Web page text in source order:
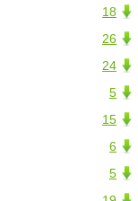
18
26
24
5
15
6
5